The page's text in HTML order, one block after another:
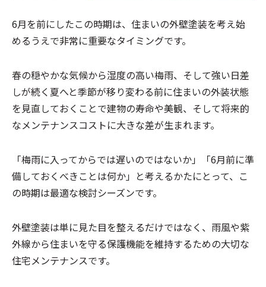
6月を前にしたこの時期は、住まいの外壁塗装を考え始
めるうえで非常に重要なタイミングです。
春の穏やかな気候から湿度の高い梅雨、そして強い日差
しが続く夏へと季節が移り変わる前に住まいの外装状態
を見直しておくことで建物の寿命や美観、そして将来的
なメンテナンスコストに大きな差が生まれます。
「梅雨に入ってからでは遅いのではないか」「6月前に準
備しておくべきことは何か」と考えるかたにとって、こ
の時期は最適な検討シーズンです。
外壁塗装は単に見た目を整えるだけではなく、雨風や紫
外線から住まいを守る保護機能を維持するための大切な
住宅メンテナンスです。